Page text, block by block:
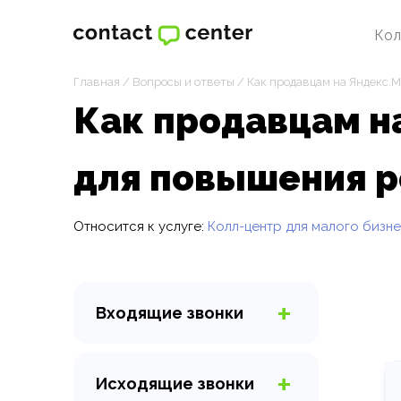
Главная / Вопросы и ответы / Как продавцам на
Как продавцам
для повышения
Относится к услуге: Колл-центр для малого
Входящие звонки
Организация колл-центра
Исходящие звонки